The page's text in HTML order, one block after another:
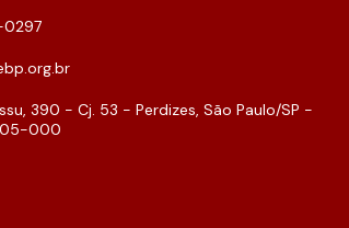
0297
390 - Cj. 53 - Perdizes, São Paulo/SP -
000